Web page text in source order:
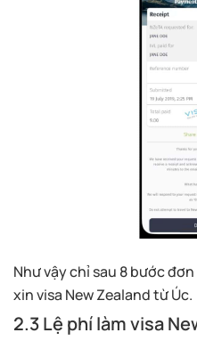
Như vậy chỉ sau 8 bước
xin visa New Zealand từ Úc.
2.3 Lệ phí làm visa